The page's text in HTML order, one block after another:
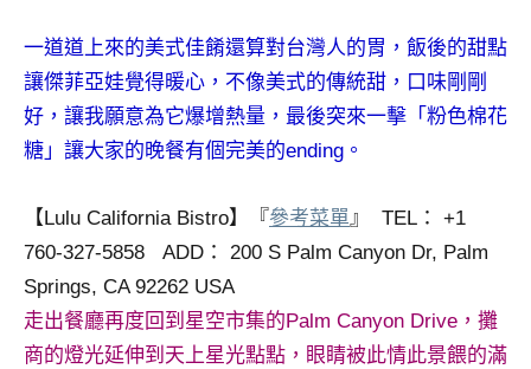
象。
★
一道道上來的美式佳餚還算對台灣人的胃，飯後的甜點
讓傑菲亞娃覺得暖心，不像美式的傳統甜，口味剛剛
好，讓我願意為它爆增熱量，最後突來一擊「粉色棉花
糖」讓大家的晚餐有個完美的ending。
【Lulu California Bistro】『 參考菜單』 TEL： +1
760-327-5858 ADD： 200 S Palm Canyon Dr, Palm
Springs, CA 92262 USA
走出餐廳再度回到星空市集的Palm Canyon Drive，攤
商的燈光延伸到天上星光點點，眼睛被此情此景餵的滿